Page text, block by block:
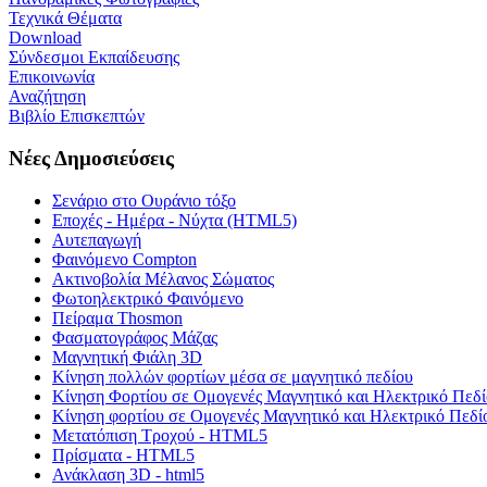
Τεχνικά Θέματα
Download
Σύνδεσμοι Εκπαίδευσης
Επικοινωνία
Αναζήτηση
Βιβλίο Επισκεπτών
Νέες Δημοσιεύσεις
Σενάριο στο Ουράνιο τόξο
Εποχές - Ημέρα - Νύχτα (HTML5)
Αυτεπαγωγή
Φαινόμενο Compton
Ακτινοβολία Μέλανος Σώματος
Φωτοηλεκτρικό Φαινόμενο
Πείραμα Thosmon
Φασματογράφος Μάζας
Μαγνητική Φιάλη 3D
Κίνηση πολλών φορτίων μέσα σε μαγνητικό πεδίου
Κίνηση Φορτίου σε Ομογενές Μαγνητικό και Ηλεκτρικό
Κίνηση φορτίου σε Ομογενές Μαγνητικό και Ηλεκτρικό
Μετατόπιση Τροχού - HTML5
Πρίσματα - HTML5
Ανάκλαση 3D - html5